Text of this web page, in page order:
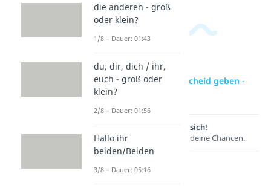
zur Videoseite: Bescheid geben -
groß oder klein?
Lernen lohnt sich!
Entdecke hier deine Chancen.
die anderen - groß
oder klein?
1/8 – Dauer: 01:43
du, dir, dich / ihr,
euch - groß oder
klein?
2/8 – Dauer: 01:56
Hallo ihr
beiden/Beiden
3/8 – Dauer: 05:16